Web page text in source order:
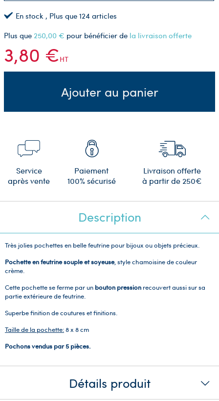
En stock , Plus que 124 articles
Plus que 250,00 € pour bénéficier de la livraison offerte
3,80 €HT
Ajouter au panier
Service
après vente
Paiement
100% sécurisé
Livraison offerte
à partir de 250€
Description
Très jolies pochettes en belle feutrine pour bijoux ou objets précieux.
Pochette en feutrine souple et soyeuse, style chamoisine de couleur
crème.
Cette pochette se ferme par un bouton pression recouvert aussi sur sa
partie extérieure de feutrine.
Superbe finition de coutures et finitions.
Taille de la pochette:8 x 8 cm
Pochons vendus par 5 pièces.
Détails produit